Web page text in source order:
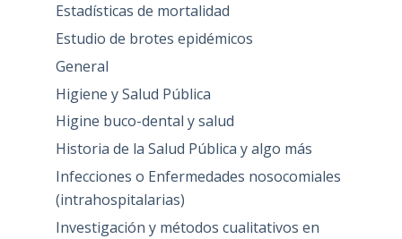
Estadísticas de mortalidad
Estudio de brotes epidémicos
General
Higiene y Salud Pública
Higine buco-dental y salud
Historia de la Salud Pública y algo más
Infecciones o Enfermedades nosocomiales
(intrahospitalarias)
Investigación y métodos cualitativos en